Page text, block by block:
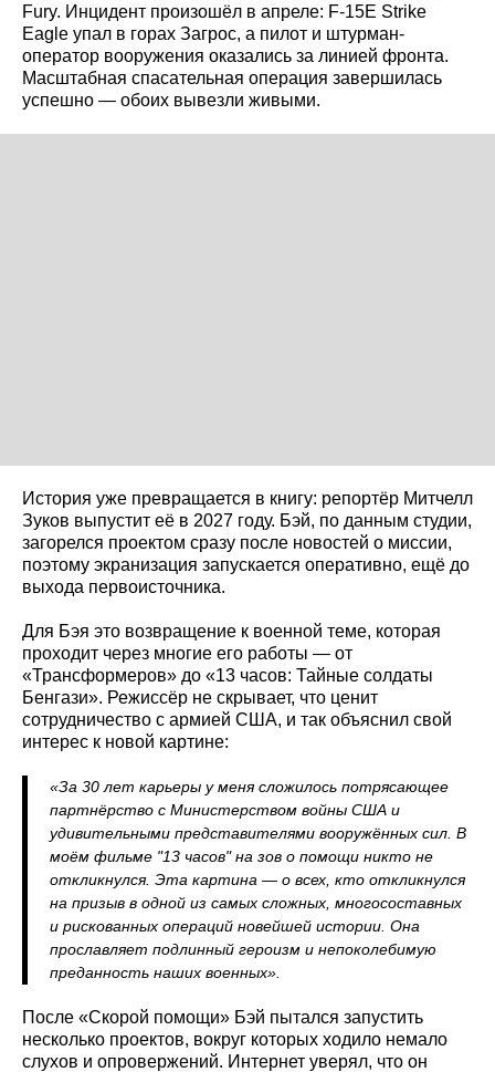
Fury. Инцидент произошёл в апреле: F-15E Strike
Eagle упал в горах Загрос, а пилот и штурман-
оператор вооружения оказались за линией фронта.
Масштабная спасательная операция завершилась
успешно — обоих вывезли живыми.
История уже превращается в книгу: репортёр Митчелл
Зуков выпустит её в 2027 году. Бэй, по данным студии,
загорелся проектом сразу после новостей о миссии,
поэтому экранизация запускается оперативно, ещё до
выхода первоисточника.
Для Бэя это возвращение к военной теме, которая
проходит через многие его работы — от
«Трансформеров» до «13 часов: Тайные солдаты
Бенгази». Режиссёр не скрывает, что ценит
сотрудничество с армией США, и так объяснил свой
интерес к новой картине:
«За 30 лет карьеры у меня сложилось потрясающее
партнёрство с Министерством войны США и
удивительными представителями вооружённых сил. В
моём фильме "13 часов" на зов о помощи никто не
откликнулся. Эта картина — о всех, кто откликнулся
на призыв в одной из самых сложных, многосоставных
и рискованных операций новейшей истории. Она
прославляет подлинный героизм и непоколебимую
преданность наших военных».
После «Скорой помощи» Бэй пытался запустить
несколько проектов, вокруг которых ходило немало
слухов и опровержений. Интернет уверял, что он